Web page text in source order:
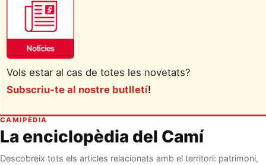
Vols estar al cas de totes les novetats?
Subscriu-te al nostre butlletí!
CAMIPÈDIA
La enciclopèdia del Camí
Descobreix tots els articles relacionats amb el territori: patrimoni,